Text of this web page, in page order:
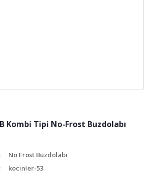
Kombi Tipi No-Frost Buzdolabı
No Frost Buzdolabı
kocinler-53